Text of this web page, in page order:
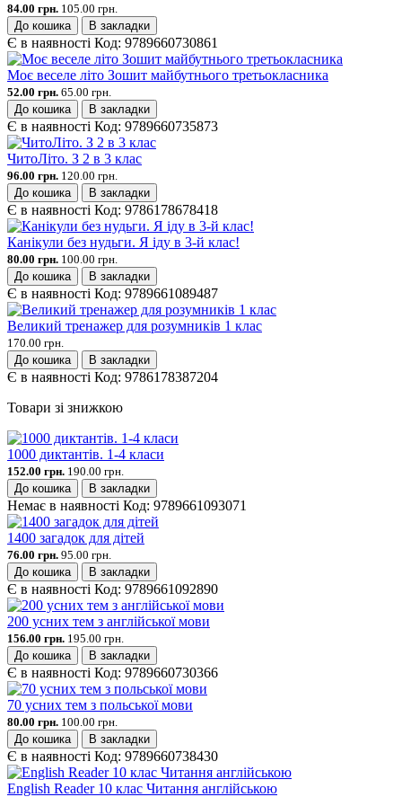
84.00 грн. 105.00 грн.
До кошика
В закладки
Є в наявності Код: 9789660730861
Моє веселе літо Зошит майбутнього третьокласника
52.00 грн. 65.00 грн.
До кошика
В закладки
Є в наявності Код: 9789660735873
ЧитоЛіто. З 2 в 3 клас
96.00 грн. 120.00 грн.
До кошика
В закладки
Є в наявності Код: 9786178678418
Канікули без нудьги. Я іду в 3-й клас!
80.00 грн. 100.00 грн.
До кошика
В закладки
Є в наявності Код: 9789661089487
Великий тренажер для розумників 1 клас
170.00 грн.
До кошика
В закладки
Є в наявності Код: 9786178387204
Товари зі знижкою
1000 диктантів. 1-4 класи
152.00 грн. 190.00 грн.
До кошика
В закладки
Немає в наявності Код: 9789661093071
1400 загадок для дітей
76.00 грн. 95.00 грн.
До кошика
В закладки
Є в наявності Код: 9789661092890
200 усних тем з англійської мови
156.00 грн. 195.00 грн.
До кошика
В закладки
Є в наявності Код: 9789660730366
70 усних тем з польської мови
80.00 грн. 100.00 грн.
До кошика
В закладки
Є в наявності Код: 9789660738430
English Reader 10 клас Читання англійською